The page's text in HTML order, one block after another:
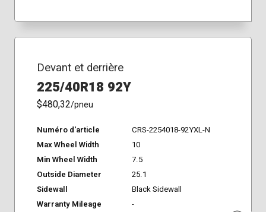
Devant et derrière
225/40R18 92Y
$480,32/pneu
Numéro d'article
CRS-2254018-92YXL-N
Max Wheel Width
10
Min Wheel Width
7.5
Outside Diameter
25.1
Sidewall
Black Sidewall
Warranty Mileage
-